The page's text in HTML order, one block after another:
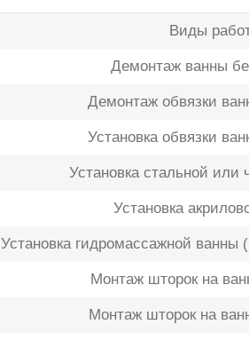
Виды
Демонтаж ванны
Демонтаж обвязки
Установка обвязки
Установка стальной или
Установка
Установка гидромассажной ванны
Монтаж шторок на
Монтаж шторок на